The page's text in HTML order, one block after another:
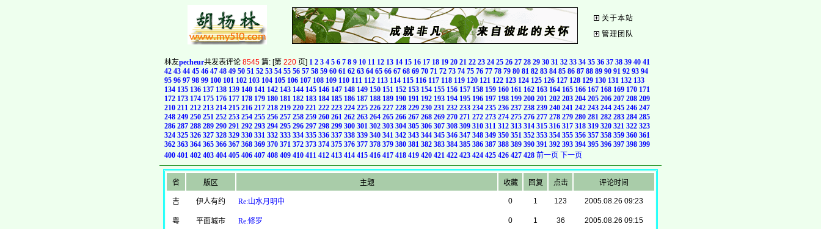
关于本站
管理团队
林友pecheur共发表评论 8545 篇: [第 220 页] 1 2 3 4 5 6 7 8 9 10 11 12 13 14 15 16 17 18 19 20 21 22 23 24 25 26 27 28 29 30 31 32 33 34 35 36 37 38 39 40 41
42 43 44 45 46 47 48 49 50 51 52 53 54 55 56 57 58 59 60 61 62 63 64 65 66 67 68 69 70 71 72 73 74 75 76 77 78 79 80 81 82 83 84 85 86 87 88 89 90 91 92 93 94
95 96 97 98 99 100 101 102 103 104 105 106 107 108 109 110 111 112 113 114 115 116 117 118 119 120 121 122 123 124 125 126 127 128 129 130 131 132 133
134 135 136 137 138 139 140 141 142 143 144 145 146 147 148 149 150 151 152 153 154 155 156 157 158 159 160 161 162 163 164 165 166 167 168 169 170 171
172 173 174 175 176 177 178 179 180 181 182 183 184 185 186 187 188 189 190 191 192 193 194 195 196 197 198 199 200 201 202 203 204 205 206 207 208 209
210 211 212 213 214 215 216 217 218 219 220 221 222 223 224 225 226 227 228 229 230 231 232 233 234 235 236 237 238 239 240 241 242 243 244 245 246 247
248 249 250 251 252 253 254 255 256 257 258 259 260 261 262 263 264 265 266 267 268 269 270 271 272 273 274 275 276 277 278 279 280 281 282 283 284 285
286 287 288 289 290 291 292 293 294 295 296 297 298 299 300 301 302 303 304 305 306 307 308 309 310 311 312 313 314 315 316 317 318 319 320 321 322 323
324 325 326 327 328 329 330 331 332 333 334 335 336 337 338 339 340 341 342 343 344 345 346 347 348 349 350 351 352 353 354 355 356 357 358 359 360 361
362 363 364 365 366 367 368 369 370 371 372 373 374 375 376 377 378 379 380 381 382 383 384 385 386 387 388 389 390 391 392 393 394 395 396 397 398 399
400 401 402 403 404 405 406 407 408 409 410 411 412 413 414 415 416 417 418 419 420 421 422 423 424 425 426 427 428 前一页 下一页
省 版区 主题 收藏 回复 点击 评论时间
吉 伊人有约 Re:山水月明中 0 1 123 2005.08.26 09:23
粤 平面城市 Re:修罗 0 1 36 2005.08.26 09:15